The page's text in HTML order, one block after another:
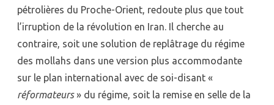
pétrolières du Proche-Orient, redoute plus que tout
l’irruption de la révolution en Iran. Il cherche au
contraire, soit une solution de replâtrage du régime
des mollahs dans une version plus accommodante
sur le plan international avec de soi-disant «
réformateurs» du régime, soit la remise en selle de la